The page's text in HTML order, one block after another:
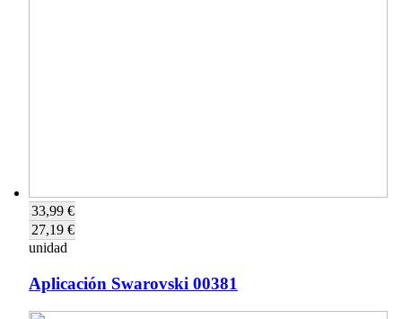
33,99 €
27,19 €
unidad
Aplicación Swarovski 00381